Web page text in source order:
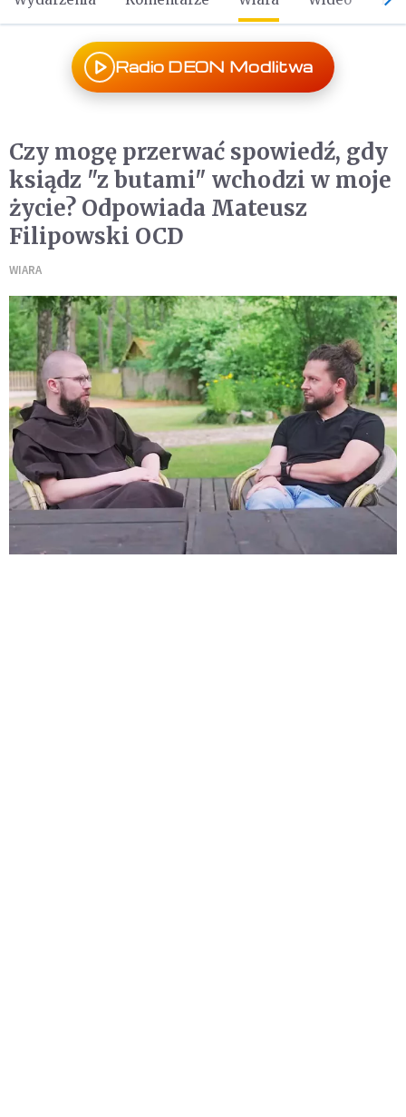
Radio DEON Modlitwa
Czy mogę przerwać spowiedź, gdy
ksiądz "z butami" wchodzi w moje
życie? Odpowiada Mateusz
Filipowski OCD
WIARA